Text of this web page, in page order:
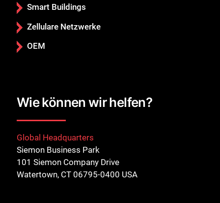
Smart Buildings
Zellulare Netzwerke
OEM
Wie können wir helfen?
Global Headquarters
Siemon Business Park
101 Siemon Company Drive
Watertown, CT 06795-0400 USA